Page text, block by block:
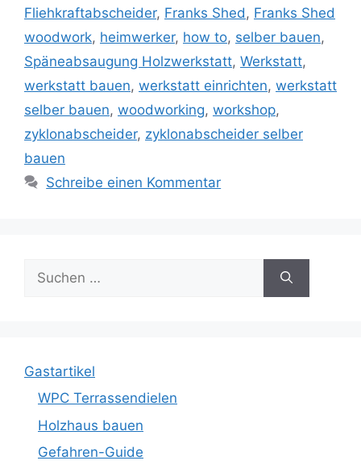
Fliehkraftabscheider, Franks Shed , Franks Shed
woodwork, heimwerker, how to, selber bauen,
Späneabsaugung Holzwerkstatt, Werkstatt,
werkstatt bauen, werkstatt einrichten, werkstatt
selber bauen, woodworking, workshop,
zyklonabscheider, zyklonabscheider selber
bauen
Schreibe einen Kommentar
nach:
Gastartikel
WPC Terrassendielen
Holzhaus bauen
Gefahren-Guide